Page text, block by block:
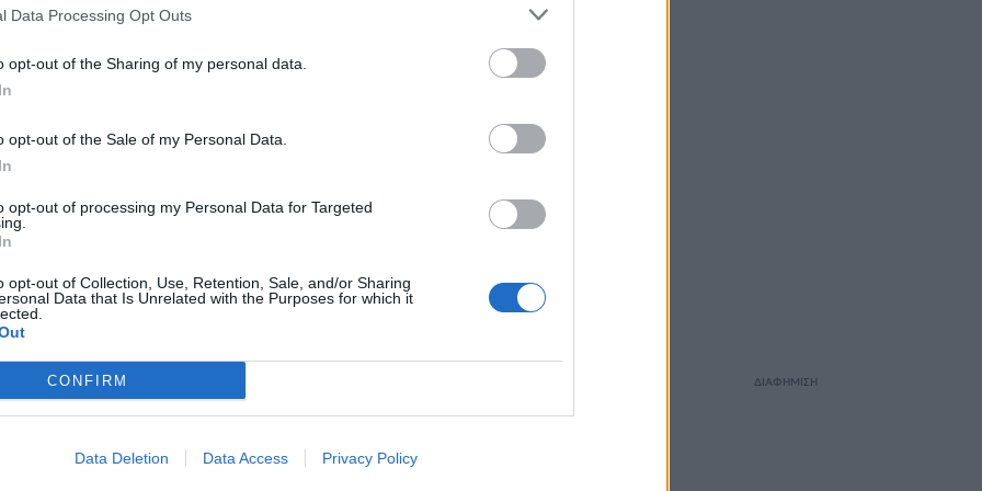
Data Processing Opt Outs
opt-out of the Sharing of my personal data.
opt-out of the Sale of my Personal Data.
opt-out of processing my Personal Data for Targeted
opt-out of Collection, Use, Retention, Sale, and/or Sharing
Data that Is Unrelated with the Purposes for which it
CONFIRM
Data Deletion Data Access Privacy Policy
και μάθετε πρώτοι όλες τις ειδήσεις για την άμυνα.
ΔΙΑΦΗΜΙΣΗ